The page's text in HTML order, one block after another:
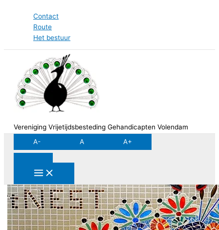
Contact
Route
Het bestuur
Vereniging Vrijetijdsbesteding Gehandicapten Volendam
A-
A A+